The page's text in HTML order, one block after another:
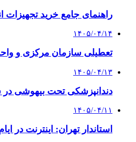
راهنمای جامع خرید تجهیزات
۱۴۰۵/۰۴/۱۴
تعطیلی سازمان مرکزی و
۱۴۰۵/۰۴/۱۳
دندانپزشکی تحت بیهوشی
۱۴۰۵/۰۴/۱۱
استاندار تهران: اینترنت در